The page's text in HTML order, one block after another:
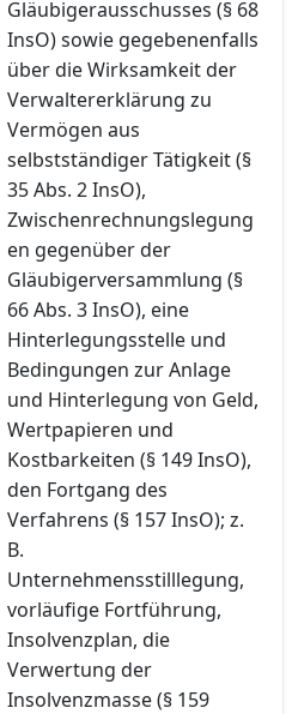
Gläubigerausschusses (§ 68
InsO) sowie gegebenenfalls
über die Wirksamkeit der
Verwaltererklärung zu
Vermögen aus
selbstständiger Tätigkeit (§
35 Abs. 2 InsO),
Zwischenrechnungslegung
en gegenüber der
Gläubigerversammlung (§
66 Abs. 3 InsO), eine
Hinterlegungsstelle und
Bedingungen zur Anlage
und Hinterlegung von Geld,
Wertpapieren und
Kostbarkeiten (§ 149 InsO),
den Fortgang des
Verfahrens (§ 157 InsO); z.
B.
Unternehmensstilllegung,
vorläufige Fortführung,
Insolvenzplan, die
Verwertung der
Insolvenzmasse (§ 159